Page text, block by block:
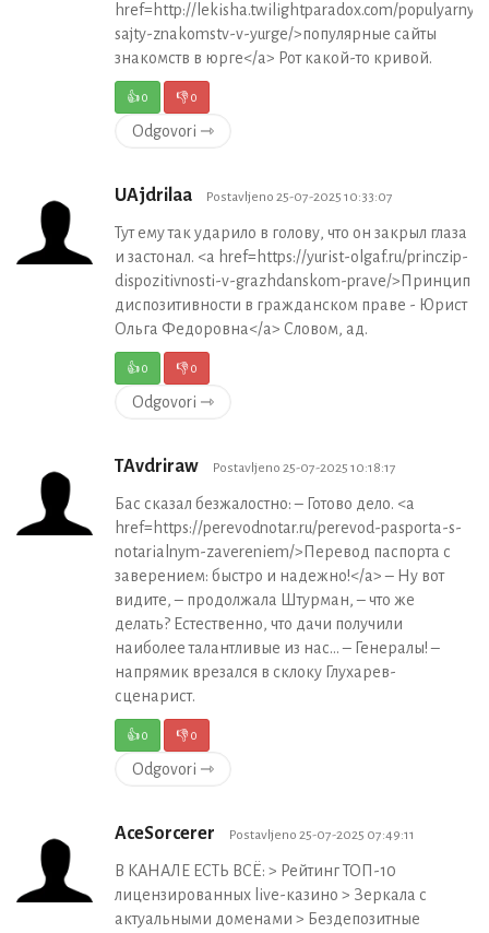
href=http://lekisha.twilightparadox.com/populyarnye-
sajty-znakomstv-v-yurge/>популярные сайты
знакомств в юрге</a> Рот какой-то кривой.
👍0 👎0
Odgovori ⇾
UAjdrilaa Postavljeno 25-07-2025 10:33:07
Тут ему так ударило в голову, что он закрыл глаза
и застонал. <a href=https://yurist-olgaf.ru/princzip-
dispozitivnosti-v-grazhdanskom-prave/>Принцип
диспозитивности в гражданском праве - Юрист
Ольга Федоровна</a> Словом, ад.
👍0 👎0
Odgovori ⇾
TAvdriraw Postavljeno 25-07-2025 10:18:17
Бас сказал безжалостно: – Готово дело. <a
href=https://perevodnotar.ru/perevod-pasporta-s-
notarialnym-zavereniem/>Перевод паспорта с
заверением: быстро и надежно!</a> – Ну вот
видите, – продолжала Штурман, – что же
делать? Естественно, что дачи получили
наиболее талантливые из нас… – Генералы! –
напрямик врезался в склоку Глухарев-
сценарист.
👍0 👎0
Odgovori ⇾
AceSorcerer Postavljeno 25-07-2025 07:49:11
В КАНАЛЕ ЕСТЬ ВСЁ: > Рейтинг ТОП-10
лицензированных live-казино > Зеркала с
актуальными доменами > Бездепозитные